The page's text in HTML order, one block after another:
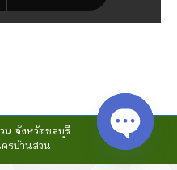
น จังหวัดชลบุรี
รบ้านสวน